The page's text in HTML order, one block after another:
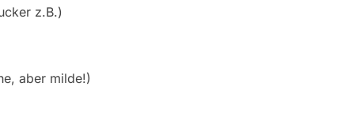
z.B.)
aber milde!)